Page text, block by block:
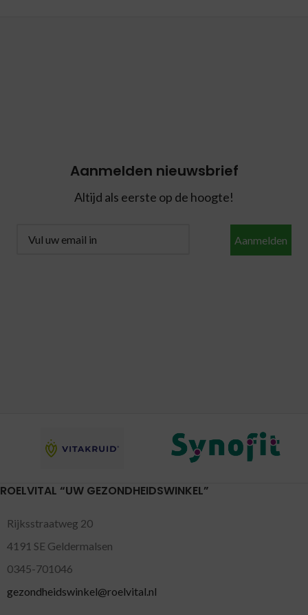
Aanmelden nieuwsbrief
Altijd als eerste op de hoogte!
Aanmelden
ROELVITAL “UW GEZONDHEIDSWINKEL”
Rijksstraatweg 20
4191 SE Geldermalsen
0345-701046
gezondheidswinkel@roelvital.nl